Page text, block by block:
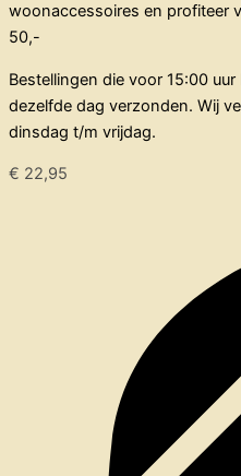
woonaccessoires en profiteer
50,-
Bestellingen die voor 15:00
dezelfde dag verzonden. Wij
dinsdag t/m vrijdag.
€ 22,95